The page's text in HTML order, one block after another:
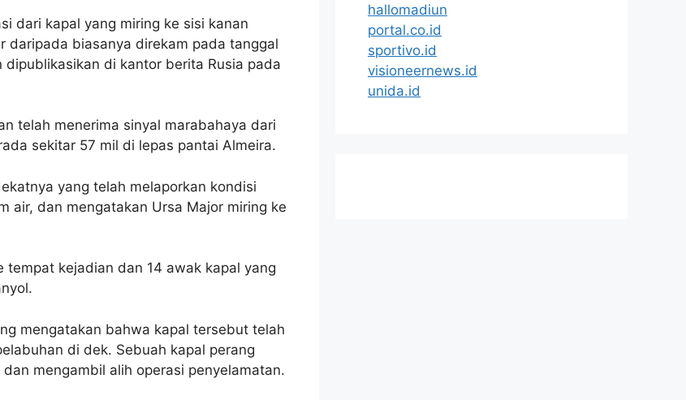
dari kapal yang miring ke sisi kanan
daripada biasanya direkam pada tanggal
di kantor berita Rusia pada
telah menerima sinyal marabahaya dari
sekitar 57 mil di lepas pantai Almeira.
yang telah melaporkan kondisi
air, dan mengatakan Ursa Major miring ke
kejadian dan 14 awak kapal yang
mengatakan bahwa kapal tersebut telah
di dek. Sebuah kapal perang
mengambil alih operasi penyelamatan.
hallomadiun
portal.co.id
sportivo.id
visioneernews.id
unida.id